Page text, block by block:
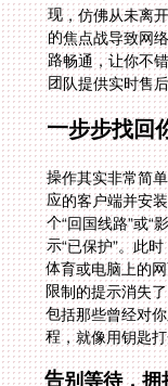
团队提供实时售
一步步找回
操作其实非常简
应的客户端并安
个“回国线路”或
示“已保护”。此
体育或电脑上的
限制的提示消失
包括那些曾经对
程，就像用钥匙
告别等待，